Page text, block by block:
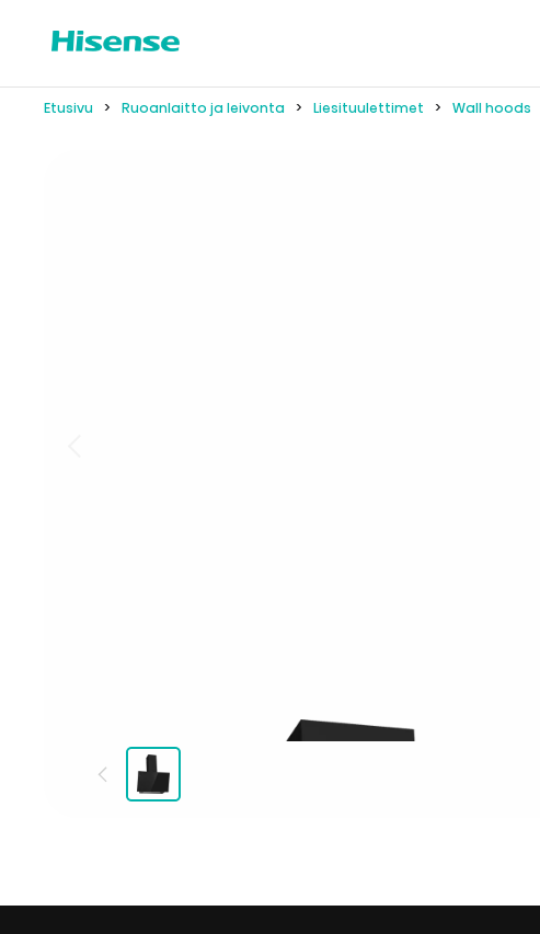
Etusivu Ruoanlaitto ja leivonta Liesituulettimet Wall hoods